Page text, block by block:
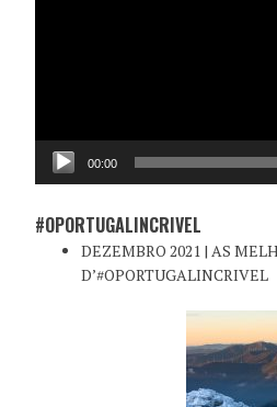
00:00
#OPORTUGALINCRIVEL
DEZEMBRO 2021 | AS
D’#OPORTUGALINCRIVEL